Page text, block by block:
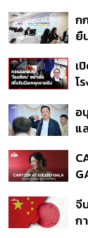
พั
ปี
ก
ยื
ต
เ
โ
อ
แ
ร
ส
จี
ก